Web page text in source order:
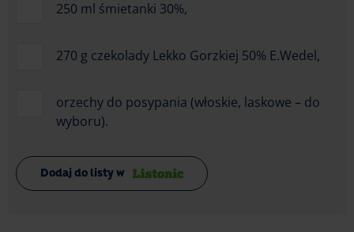
250 ml śmietanki 30%,
270 g czekolady Lekko Gorzkiej 50% E.Wedel,
orzechy do posypania (włoskie, laskowe – do
wyboru).
Dodaj do listy w